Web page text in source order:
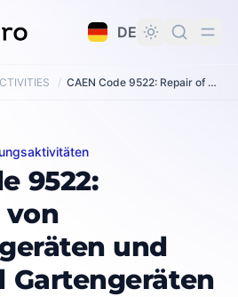
DE
/ CAEN Code 9522: Repair of household appliances and home and garden equipment
von Haushaltsgeräten
9522:
von
und
Gartengeräten